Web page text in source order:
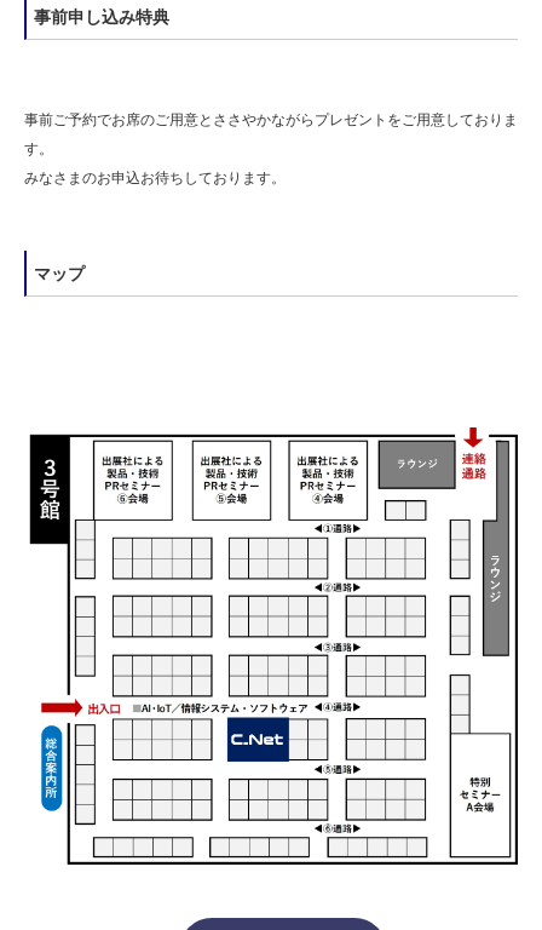
事前申し込み特典
事前ご予約でお席のご用意とささやかながらプレゼントをご用意しておりま
す。
みなさまのお申込お待ちしております。
マップ